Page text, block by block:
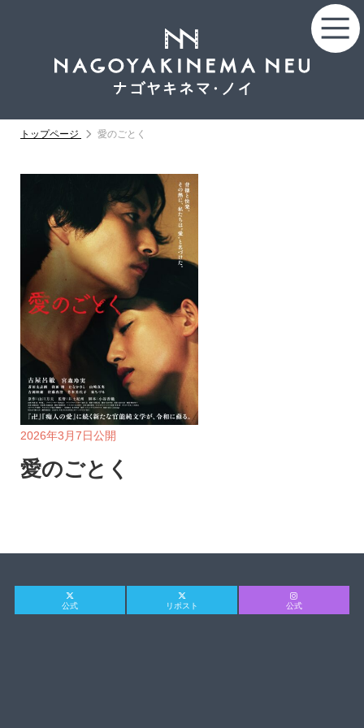
トップページ 愛のごとく
2026年3月7日公開
愛のごとく
公式 リポスト 公式